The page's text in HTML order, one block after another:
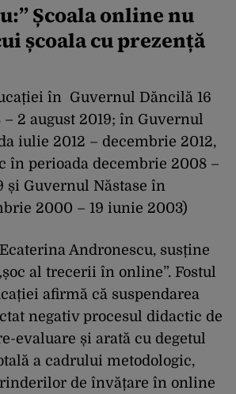
Școala online nu
școala cu prezență
în Guvernul Dăncilă 16
2 august 2019; în Guvernul
iulie 2012 – decembrie 2012,
în perioada decembrie 2008 –
și Guvernul Năstase în
2000 – 19 iunie 2003)
Andronescu, susține
al trecerii în online”. Fostul
afirmă că suspendarea
negativ procesul didactic de
evaluare și arată cu degetul
a cadrului metodologic,
de învățare în online